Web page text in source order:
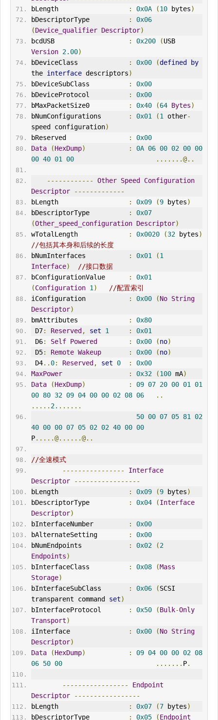
bLength
: 0x0A (10 bytes)
bDescriptorType
:
0x06
(Device_qualifier Descriptor)
bcdUSB
: 0x200 (
USB
Version 2.00)
bDeviceClass
: 0x00 (defined by
the interface descriptors)
bDeviceSubClass
:
0x00
bDeviceProtocol
:
0x00
bMaxPacketSize0
: 0x40 (64 Bytes)
bNumConfigurations
: 0x01 (1 other-
speed configuration)
bReserved
:
0x00
Data
(HexDump) : 0A 06 00 02 00 00
00 40 01 00 .......@..
------------ Other Speed Configuration
Descriptor
-------------
bLength
: 0x09 (9 bytes)
bDescriptorType
:
0x07
(Other_speed_configuration Descriptor)
wTotalLength
: 0x0020 (32 bytes)
//包括其本身和后续的长度
bNumInterfaces
: 0x01 (1
Interface)
//接口数据
bConfigurationValue
:
0x01
(Configuration 1 )
//配置索引
iConfiguration
: 0x00 (No String
Descriptor)
bmAttributes
:
0x80
D7: Reserved, set 1 :
0x01
D6: Self Powered : 0x00 (no)
D5: Remote Wakeup : 0x00 (no)
D4.. 0: Reserved, set 0 :
0x00
MaxPower
: 0x32 (100 mA)
Data
(HexDump) : 09 07 20 00 01
01
00 80 32 09 04 00 00 02 08 06
..
..... 2. ......
50 00 07 05 81
02
40 00 00 07 05 02 02 40 00 00
P.....@......@..
//全速模式
----------------
Interface
Descriptor
-----------------
bLength
: 0x09 (9 bytes)
bDescriptorType
: 0x04 (Interface
Descriptor)
bInterfaceNumber
:
0x00
bAlternateSetting
:
0x00
bNumEndpoints
: 0x02 (2
Endpoints)
bInterfaceClass
: 0x08 (Mass
Storage)
bInterfaceSubClass
: 0x06 (SCSI
transparent command set)
bInterfaceProtocol
: 0x50 (Bulk-Only
Transport)
iInterface
: 0x00 (No String
Descriptor)
Data
(HexDump) : 09 04 00 00 02 08
06 50 00 ....... P.
-----------------
Endpoint
Descriptor
-----------------
bLength
: 0x07 (7 bytes)
bDescriptorType
: 0x05 (Endpoint